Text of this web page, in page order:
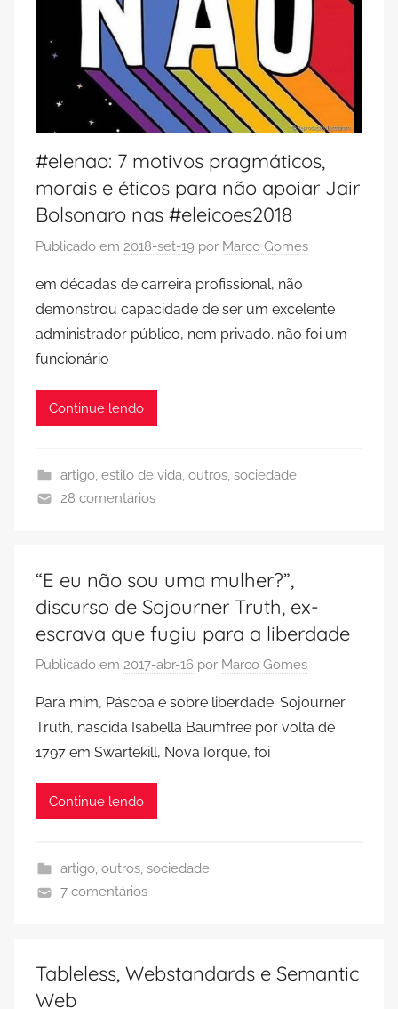
#elenao: 7 motivos pragmáticos,
morais e éticos para não apoiar Jair
Bolsonaro nas #eleicoes2018
Publicado em 2018-set-19 por Marco Gomes
em décadas de carreira profissional, não
demonstrou capacidade de ser um excelente
administrador público, nem privado. não foi um
funcionário
Continue lendo
artigo, estilo de vida, outros, sociedade
28 comentários
“E eu não sou uma mulher?”,
discurso de Sojourner Truth, ex-
escrava que fugiu para a liberdade
Publicado em 2017-abr-16 por Marco Gomes
Para mim, Páscoa é sobre liberdade. Sojourner
Truth, nascida Isabella Baumfree por volta de
1797 em Swartekill, Nova Iorque, foi
Continue lendo
artigo, outros, sociedade
7 comentários
Tableless, Webstandards e Semantic
Web